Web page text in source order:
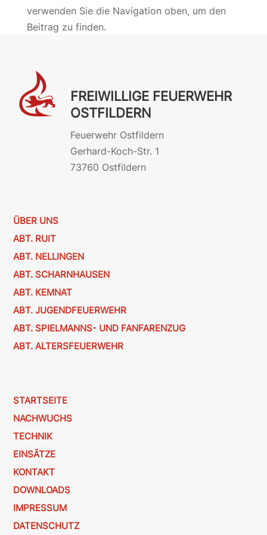
verwenden Sie die Navigation oben, um den
Beitrag zu finden.
FREIWILLIGE FEUERWEHR
OSTFILDERN
Feuerwehr Ostfildern
Gerhard-Koch-Str. 1
73760 Ostfildern
ÜBER UNS
ABT. RUIT
ABT. NELLINGEN
ABT. SCHARNHAUSEN
ABT. KEMNAT
ABT. JUGENDFEUERWEHR
ABT. SPIELMANNS- UND FANFARENZUG
ABT. ALTERSFEUERWEHR
STARTSEITE
NACHWUCHS
TECHNIK
EINSÄTZE
KONTAKT
DOWNLOADS
IMPRESSUM
DATENSCHUTZ